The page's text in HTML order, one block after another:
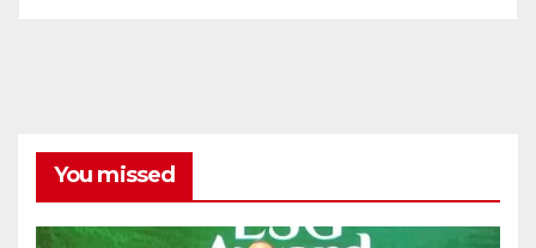
You missed